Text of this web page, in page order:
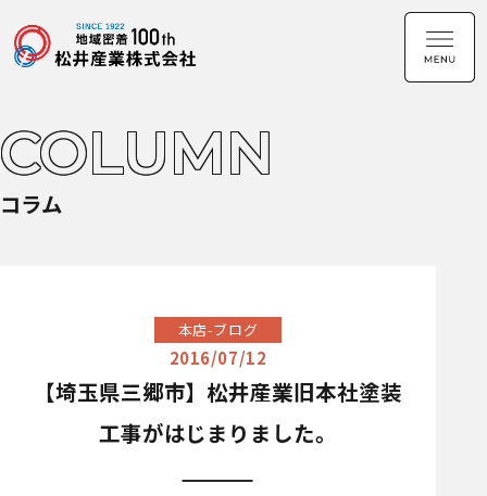
COLUMN
コラム
本店-ブログ
2016/07/12
【埼玉県三郷市】松井産業旧本社塗装
工事がはじまりました。